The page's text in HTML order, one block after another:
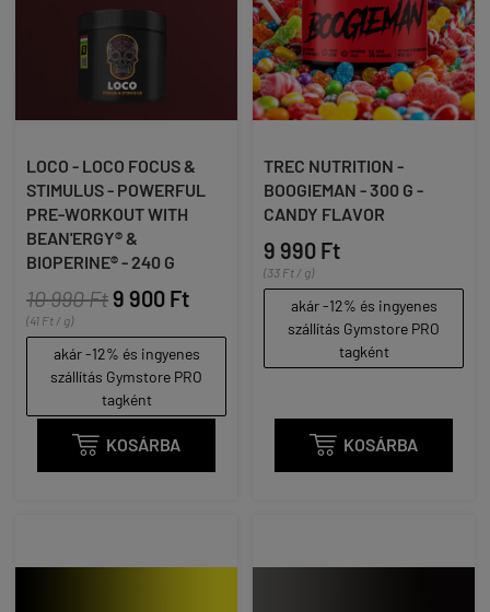
LOCO - LOCO FOCUS &
STIMULUS - POWERFUL
PRE-WORKOUT WITH
BEAN'ERGY® &
BIOPERINE® - 240 G
10 990 Ft9 900 Ft
(41 Ft / g)
akár -12% és ingyenes
szállítás Gymstore PRO
tagként
 KOSÁRBA
TREC NUTRITION -
BOOGIEMAN - 300 G -
CANDY FLAVOR
9 990 Ft
(33 Ft / g)
akár -12% és ingyenes
szállítás Gymstore PRO
tagként
 KOSÁRBA